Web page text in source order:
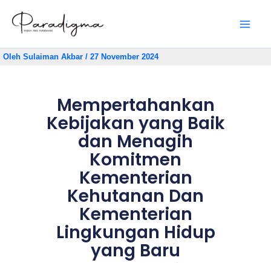
Oleh Sulaiman Akbar / 27 November 2024
Mempertahankan
Kebijakan yang Baik
dan Menagih
Komitmen
Kementerian
Kehutanan Dan
Kementerian
Lingkungan Hidup
yang Baru